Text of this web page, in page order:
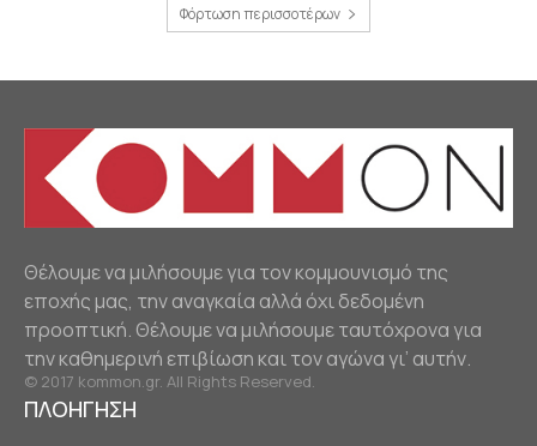
Φόρτωση περισσοτέρων
Θέλουμε να μιλήσουμε για τον κομμουνισμό της
εποχής μας, την αναγκαία αλλά όχι δεδομένη
προοπτική. Θέλουμε να μιλήσουμε ταυτόχρονα για
την καθημερινή επιβίωση και τον αγώνα γι’ αυτήν.
© 2017 kommon.gr. All Rights Reserved.
ΠΛΟΗΓΗΣΗ